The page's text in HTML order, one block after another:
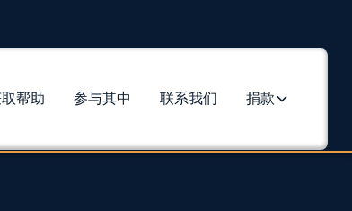
帮助 参与其中 联系我们 捐款